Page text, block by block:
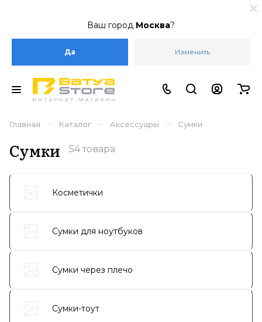
Ваш город Москва?
Да Изменить
Главная – Каталог – Аксессуары – Сумки
Сумки 54 товара
Косметички
Сумки для ноутбуков
Сумки через плечо
Сумки-тоут